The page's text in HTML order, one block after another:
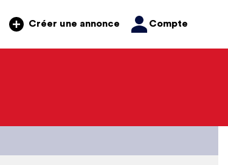
Créer une annonce Compte